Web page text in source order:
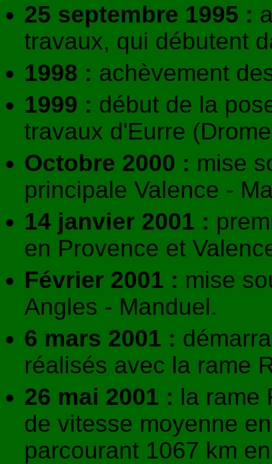
25 septembre 1995 :
travaux, qui débutent
1998 : achèvement
1999 : début de la
travaux d'Eurre
Octobre 2000 : mise
principale Valence -
14 janvier 2001 :
en Provence et
Février 2001 : mise
Angles - Manduel.
6 mars 2001 :
réalisés avec la rame
26 mai 2001 : la rame
de vitesse moyenne
parcourant 1067 km